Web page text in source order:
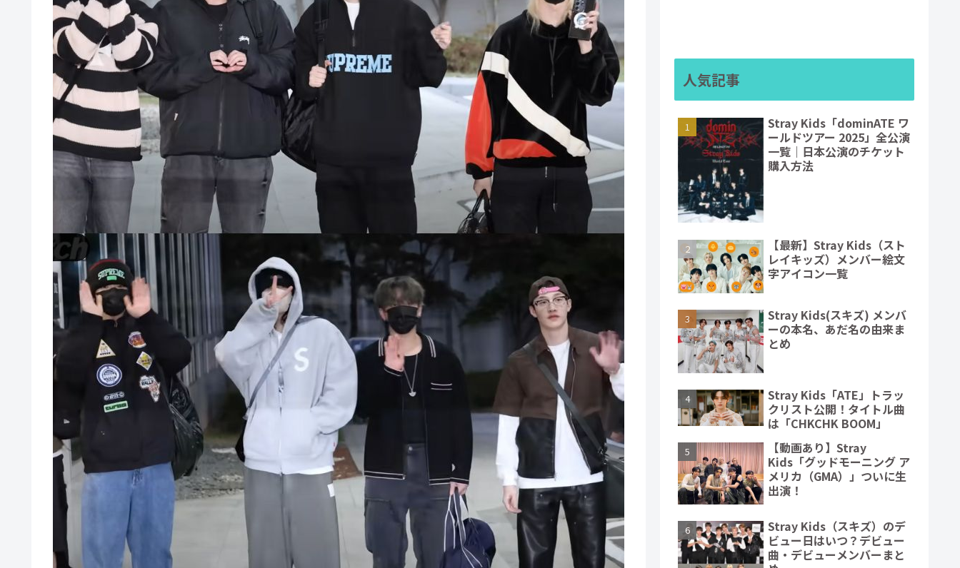
人気記事
Stray Kids「dominATE ワ
ールドツアー 2025」全公演
一覧｜日本公演のチケット
購入方法
【最新】Stray Kids（スト
レイキッズ）メンバー絵文
字アイコン一覧
Stray Kids(スキズ) メンバ
ーの本名、あだ名の由来ま
とめ
Stray Kids「ATE」トラッ
クリスト公開！タイトル曲
は「CHKCHK BOOM」
【動画あり】Stray
Kids「グッドモーニング ア
メリカ（GMA）」ついに生
出演！
Stray Kids（スキズ）のデ
ビュー日はいつ？デビュー
曲・デビューメンバーまと